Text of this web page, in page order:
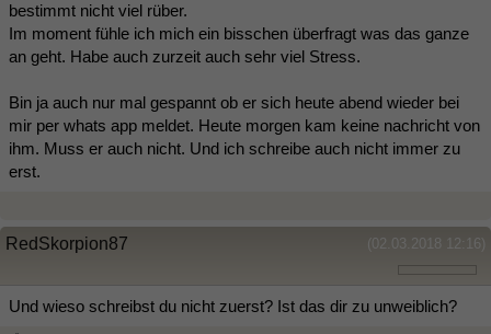
bestimmt nicht viel rüber.
Im moment fühle ich mich ein bisschen überfragt was das ganze
an geht. Habe auch zurzeit auch sehr viel Stress.
Bin ja auch nur mal gespannt ob er sich heute abend wieder bei
mir per whats app meldet. Heute morgen kam keine nachricht von
ihm. Muss er auch nicht. Und ich schreibe auch nicht immer zu
erst.
(02.03.2018 12:16)
RedSkorpion87
Und wieso schreibst du nicht zuerst? Ist das dir zu unweiblich?